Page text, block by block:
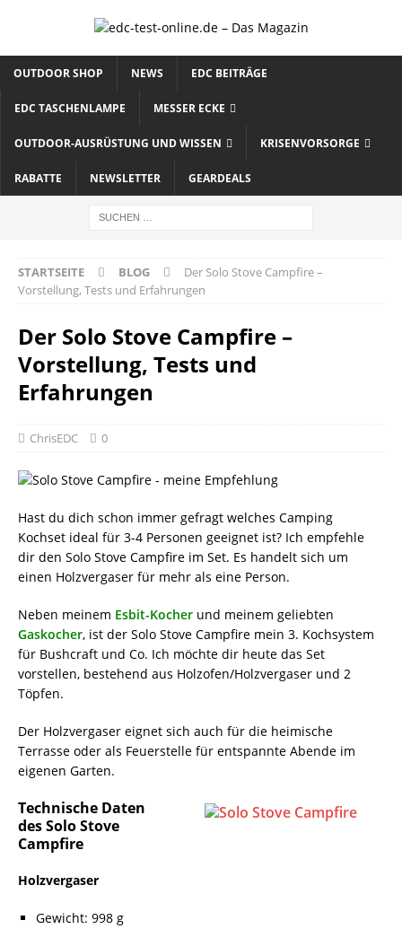
OUTDOOR SHOP NEWS EDC BEITRÄGE
EDC TASCHENLAMPE MESSER ECKE
OUTDOOR-AUSRÜSTUNG UND WISSEN KRISENVORSORGE
RABATTE NEWSLETTER GEARDEALS
STARTSEITE BLOG
Der Solo Stove Campfire –
Vorstellung, Tests und Erfahrungen
Der Solo Stove Campfire –
Vorstellung, Tests und
Erfahrungen
ChrisEDC 0
Hast du dich schon immer gefragt welches Camping
Kochset ideal für 3-4 Personen geeignet ist? Ich empfehle
dir den Solo Stove Campfire im Set. Es handelt sich um
einen Holzvergaser für mehr als eine Person.
Neben meinem Esbit-Kocher und meinem geliebten
Gaskocher, ist der Solo Stove Campfire mein 3. Kochsystem
für Bushcraft und Co. Ich möchte dir heute das Set
vorstellen, bestehend aus Holzofen/Holzvergaser und 2
Töpfen.
Der Holzvergaser eignet sich auch für die heimische
Terrasse oder als Feuerstelle für entspannte Abende im
eigenen Garten.
Technische Daten
des Solo Stove
Campfire
Holzvergaser
Gewicht: 998 g